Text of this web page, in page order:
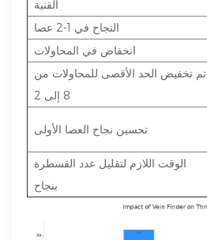
القنية
النجاح في 1-2 عصا
انخفاض في المحاولات
تم تخفيض الحد الأقصى للمحاولات من
8 إلى 2
تحسين نجاح العصا الأولى
الوقت اللازم لتقليل عدد القسطرة
بنجاح